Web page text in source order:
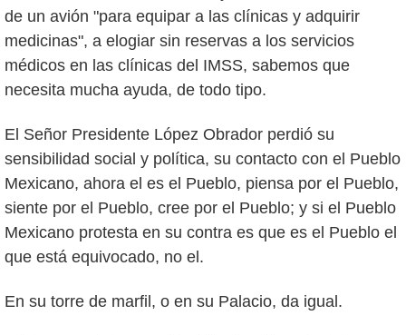
de un avión "para equipar a las clínicas y adquirir
medicinas", a elogiar sin reservas a los servicios
médicos en las clínicas del IMSS, sabemos que
necesita mucha ayuda, de todo tipo.
El Señor Presidente López Obrador perdió su
sensibilidad social y política, su contacto con el Pueblo
Mexicano, ahora el es el Pueblo, piensa por el Pueblo,
siente por el Pueblo, cree por el Pueblo; y si el Pueblo
Mexicano protesta en su contra es que es el Pueblo el
que está equivocado, no el.
En su torre de marfil, o en su Palacio, da igual.